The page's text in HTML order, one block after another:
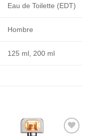
Eau de Toilette (EDT)
Hombre
125 ml, 200 ml